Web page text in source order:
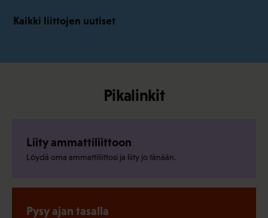
Kaikki liittojen uutiset
Pikalinkit
Liity ammattiliittoon
Löydä oma ammattiliittosi ja liity jo tänään.
Pysy ajan tasalla